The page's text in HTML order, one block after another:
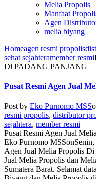
Melia Propolis
Manfaat
Agen
melia biyang
Homeagen resmi propolis
sehat sejahteramember resmi
Di PADANG PANJANG
Pusat Resmi Agen Jual
Post by Eko Purnomo MSS
resmi propolis, distributor
sejahtera, member resmi
Pusat Resmi Agen Jual
Eko Purnomo MSSon
Agen Jual Melia Propolis
Jual Melia Propolis dan
Sumatera Barat. Selamat